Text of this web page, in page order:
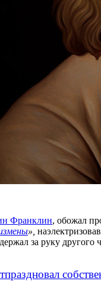
Франклин, обожал
»,
за руку другого